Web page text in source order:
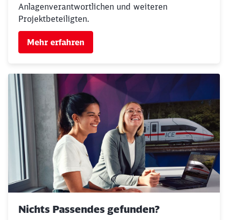
Anlagenverantwortlichen und weiteren
Projektbeteiligten.
Mehr erfahren
Nichts Passendes gefunden?